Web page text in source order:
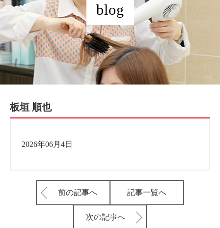
blog
板垣 順也
2026年06月4日
前の記事へ 記事一覧へ
次の記事へ